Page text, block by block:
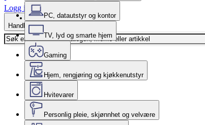
Logg inn
Handlekurv
PC, datautstyr og kontor
TV, lyd og smarte hjem
Gaming
Hjem, rengjøring og kjøkkenutstyr
Hvitevarer
Personlig pleie, skjønnhet og velvære